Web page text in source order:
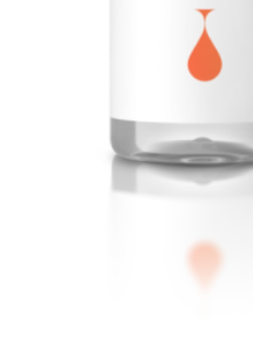
voimassa olevaa
Tilausta varten sinun
tilauksesi, jonka jälkeen voit